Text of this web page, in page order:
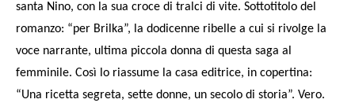
santa Nino, con la sua croce di tralci di vite. Sottotitolo del
romanzo: “per Brilka”, la dodicenne ribelle a cui si rivolge la
voce narrante, ultima piccola donna di questa saga al
femminile. Così lo riassume la casa editrice, in copertina:
“Una ricetta segreta, sette donne, un secolo di storia”. Vero.